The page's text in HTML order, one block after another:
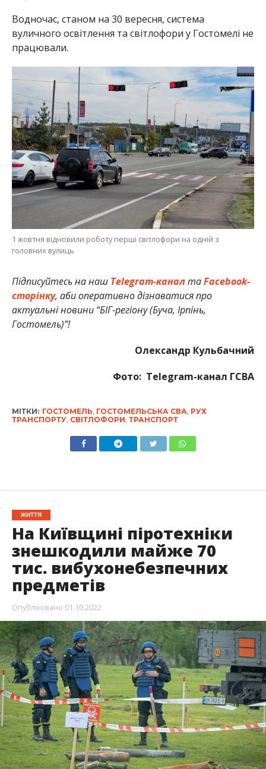
Водночас, станом на 30 вересня, система
вуличного освітлення та світлофори у Гостомелі не
працювали.
1 жовтня відновили роботу перші світлофори на одній з
головних вулиць
Підписуйтесь на наш Telegram-канал таFacebook-
сторінку, аби оперативно дізнаватися про
актуальні новини “БІГ-регіону (Буча, Ірпінь,
Гостомель)”!
Олександр Кульбачний
Фото: Telegram-канал ГСВА
МІТКИ: ГОСТОМЕЛЬ ГОСТОМЕЛЬСЬКА СВА РУХ
ТРАНСПОРТУ, СВІТЛОФОРИ ТРАНСПОРТ
ЖИТТЯ
На Київщині піротехніки
знешкодили майже 70
тис. вибухонебезпечних
предметів
Опубліковано 01.10.2022